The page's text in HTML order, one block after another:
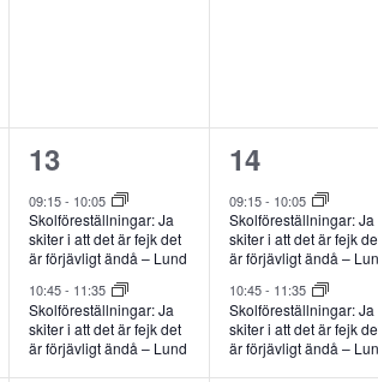
2
evenemang,
13
09:15- 10:05
Skolföreställningar: Ja
skiter i att det är fejk det
är förjävligt ändå – Lund
10:45- 11:35
Skolföreställningar: Ja
skiter i att det är fejk det
är förjävligt ändå – Lund
2
evenemang,
14
09:15- 10:05
Skolföreställningar: Ja
skiter i att det är fejk
är förjävligt ändå –
10:45- 11:35
Skolföreställningar: Ja
skiter i att det är fejk
är förjävligt ändå –